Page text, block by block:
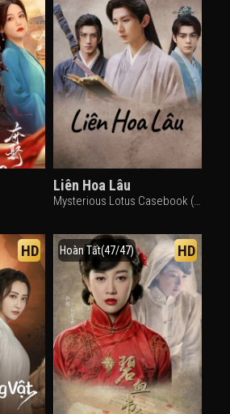
Liên Hoa Lâu
Mysterious Lotus Casebook (2023)
HD Hoàn Tất(47/47) HD